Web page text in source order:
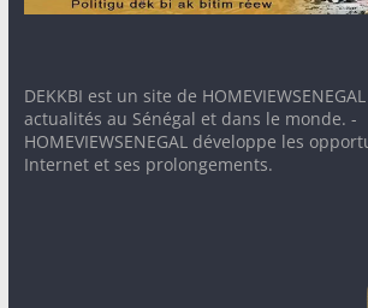
DEKKBI est un site de
actualités au Sénégal et dans le monde. -
HOMEVIEWSENEGAL développe les
Internet et ses prolongements.